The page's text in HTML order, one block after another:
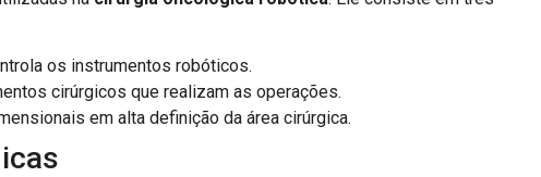
os instrumentos robóticos.
cirúrgicos que realizam as operações.
em alta definição da área cirúrgica.